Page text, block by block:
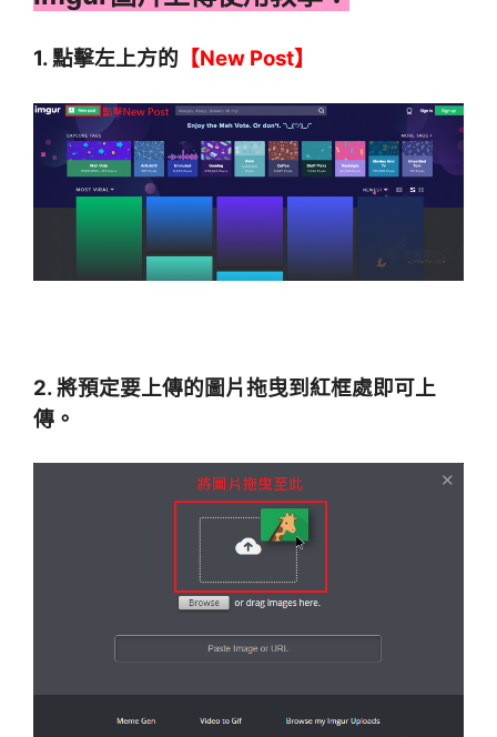
1. 點擊左上方的 【New Post】
2. 將預定要上傳的圖片拖曳到紅框處即可上
傳。